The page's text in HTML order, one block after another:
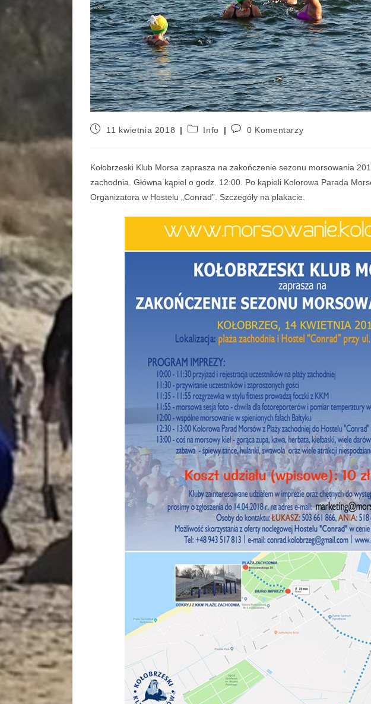
11 kwietnia 2018 Info 0 Komentarzy
Kołobrzeski Klub Morsa zaprasza na zakończenie sezonu morsowania
zachodnia. Główna kąpiel o godz. 12:00. Po kąpieli Kolorowa Parada
Organizatora w Hostelu „Conrad”. Szczegóły na plakacie.